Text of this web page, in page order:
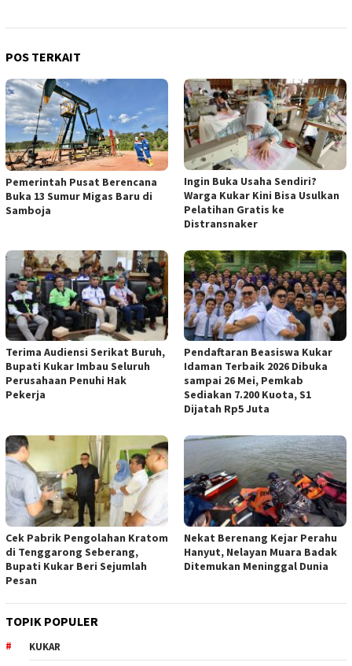
POS TERKAIT
Pemerintah Pusat Berencana
Buka 13 Sumur Migas Baru di
Samboja
Ingin Buka Usaha Sendiri?
Warga Kukar Kini Bisa Usulkan
Pelatihan Gratis ke
Distransnaker
Terima Audiensi Serikat Buruh,
Bupati Kukar Imbau Seluruh
Perusahaan Penuhi Hak
Pekerja
Pendaftaran Beasiswa Kukar
Idaman Terbaik 2026 Dibuka
sampai 26 Mei, Pemkab
Sediakan 7.200 Kuota, S1
Dijatah Rp5 Juta
Cek Pabrik Pengolahan Kratom
di Tenggarong Seberang,
Bupati Kukar Beri Sejumlah
Pesan
Nekat Berenang Kejar Perahu
Hanyut, Nelayan Muara Badak
Ditemukan Meninggal Dunia
TOPIK POPULER
KUKAR